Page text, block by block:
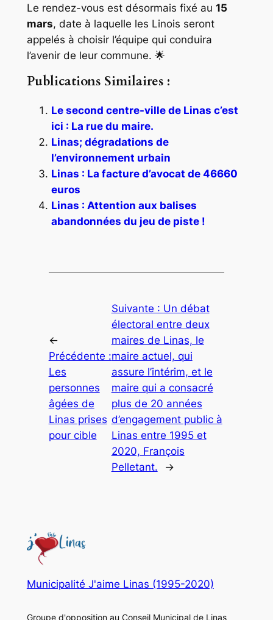
Le rendez-vous est désormais fixé au 15
mars, date à laquelle les Linois seront
appelés à choisir l’équipe qui conduira
l’avenir de leur commune. 🌟
Publications Similaires :
Le second centre-ville de Linas c’est
ici : La rue du maire.
Linas; dégradations de
l’environnement urbain
Linas : La facture d’avocat de 46660
euros
Linas : Attention aux balises
abandonnées du jeu de piste !
←
Précédente :
Les
personnes
âgées de
Linas prises
pour cible
Suivante : Un débat
électoral entre deux
maires de Linas, le
maire actuel, qui
assure l’intérim, et le
maire qui a consacré
plus de 20 années
d’engagement public à
Linas entre 1995 et
2020, François
Pelletant.
→
Municipalité J'aime Linas (1995-2020)
Groupe d'opposition au Conseil Municipal de Linas